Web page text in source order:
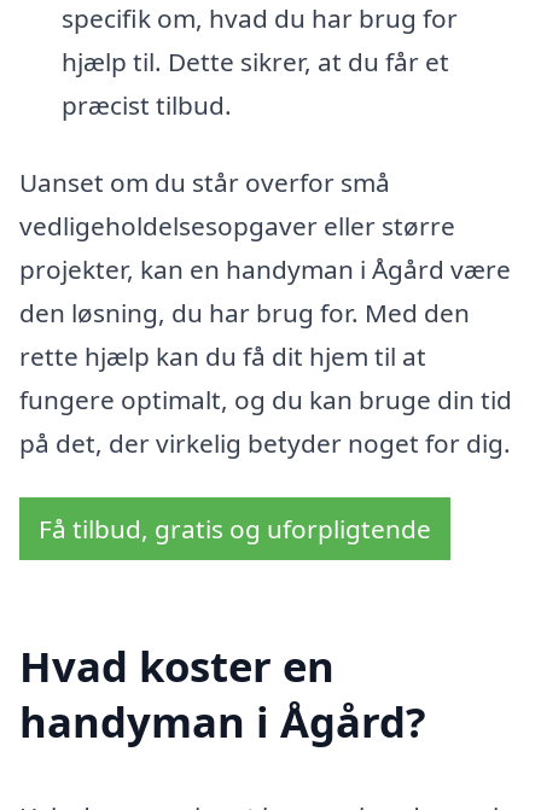
specifik om, hvad du har brug for
hjælp til. Dette sikrer, at du får et
præcist tilbud.
Uanset om du står overfor små
vedligeholdelsesopgaver eller større
projekter, kan en handyman i Ågård være
den løsning, du har brug for. Med den
rette hjælp kan du få dit hjem til at
fungere optimalt, og du kan bruge din tid
på det, der virkelig betyder noget for dig.
Få tilbud, gratis og uforpligtende
Hvad koster en
handyman i Ågård?